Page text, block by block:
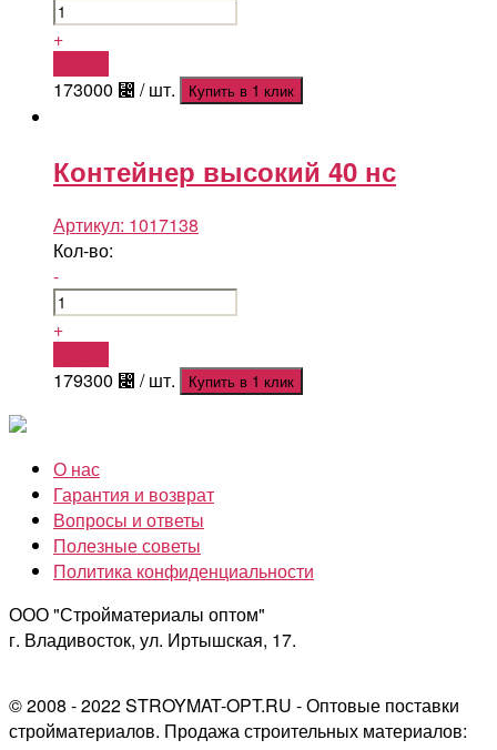
+
173000 ⃄ / шт. Купить в 1 клик
Контейнер высокий 40 нс
Артикул: 1017138
Кол-во:
-
+
179300 ⃄ / шт. Купить в 1 клик
О нас
Гарантия и возврат
Вопросы и ответы
Полезные советы
Политика конфиденциальности
ООО "Стройматериалы оптом"
г. Владивосток, ул. Иртышская, 17.
© 2008 - 2022 STROYMAT-OPT.RU - Оптовые поставки
стройматериалов. Продажа строительных материалов: